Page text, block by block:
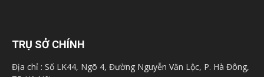
TRỤ SỞ CHÍNH
Địa chỉ : Số LK44, Ngõ 4, Đường Nguyễn Văn Lộc, P. Hà Đông,